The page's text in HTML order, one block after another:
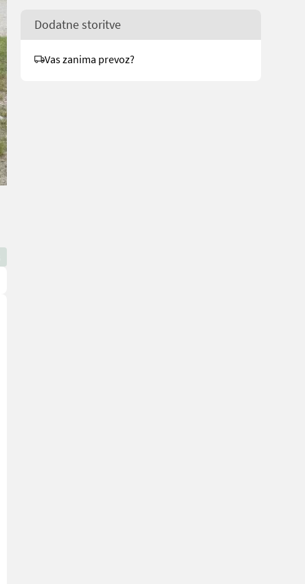
Dodatne storitve
Vas zanima prevoz?